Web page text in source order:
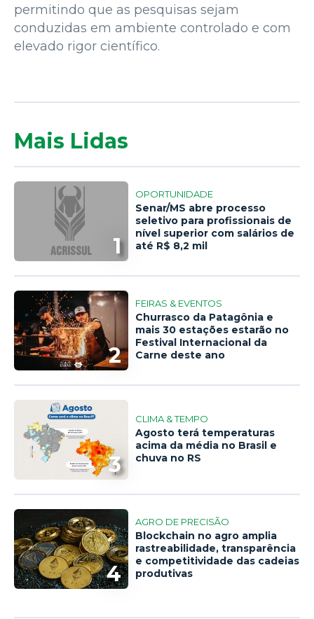
permitindo que as pesquisas sejam
conduzidas em ambiente controlado e com
elevado rigor científico.
Mais Lidas
1
OPORTUNIDADE
Senar/MS abre processo
seletivo para profissionais de
nível superior com salários de
até R$ 8,2 mil
2
FEIRAS & EVENTOS
Churrasco da Patagônia e
mais 30 estações estarão no
Festival Internacional da
Carne deste ano
3
CLIMA & TEMPO
Agosto terá temperaturas
acima da média no Brasil e
chuva no RS
4
AGRO DE PRECISÃO
Blockchain no agro amplia
rastreabilidade, transparência
e competitividade das cadeias
produtivas